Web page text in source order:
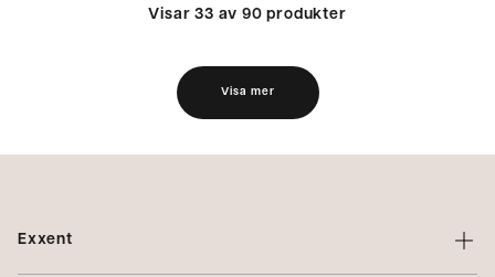
Visar 33 av 90 produkter
Visa mer
Exxent